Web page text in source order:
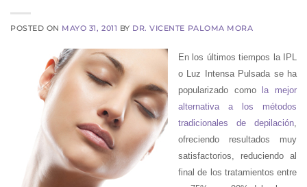
POSTED ON MAYO 31, 2011 BY DR. VICENTE PALOMA MORA
En los últimos tiempos la IPL
o Luz Intensa Pulsada se ha
popularizado como la mejor
alternativa a los métodos
tradicionales de depilación
ofreciendo resultados muy
satisfactorios, reduciendo al
final de los tratamientos entre